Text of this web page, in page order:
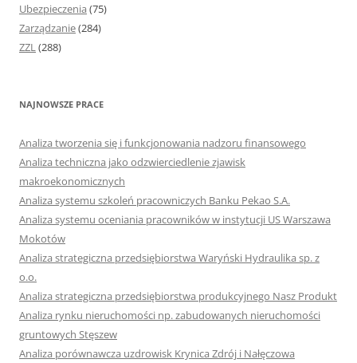
Ubezpieczenia (75)
Zarządzanie(284)
ZZL(288)
NAJNOWSZE PRACE
Analiza tworzenia się i funkcjonowania nadzoru finansowego
Analiza techniczna jako odzwierciedlenie zjawisk
makroekonomicznych
Analiza systemu szkoleń pracowniczych Banku Pekao S.A.
Analiza systemu oceniania pracowników w instytucji US Warszawa
Mokotów
Analiza strategiczna przedsiębiorstwa Waryński Hydraulika sp. z
o.o.
Analiza strategiczna przedsiębiorstwa produkcyjnego Nasz Produkt
Analiza rynku nieruchomości np. zabudowanych nieruchomości
gruntowych Stęszew
Analiza porównawcza uzdrowisk Krynica Zdrój i Nałęczowa